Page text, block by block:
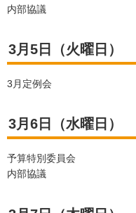
内部協議
3月5日（火曜日）
3月定例会
3月6日（水曜日）
予算特別委員会
内部協議